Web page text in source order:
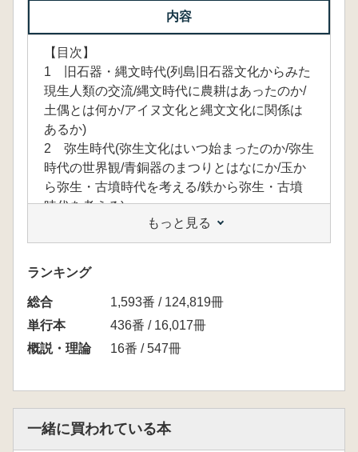
内容
【目次】
1 旧石器・縄文時代(列島旧石器文化からみた
現生人類の交流/縄文時代に農耕はあったのか/
土偶とは何か/アイヌ文化と縄文文化に関係は
あるか)
2 弥生時代(弥生文化はいつ始まったのか/弥生
時代の世界観/青銅器のまつりとはなにか/玉か
ら弥生・古墳時代を考える/鉄から弥生・古墳
時代を考える)
3 古墳時代(鏡から古墳時代社会を考える/海を
めぐる世界/船と港/出雲と日本海交流/騎馬民族
論の行方/前方後円墳はなぜ巨大化したのか)
もっと見る
ランキング
総合
1,593番 / 124,819冊
単行本
436番 / 16,017冊
概説・理論
16番 / 547冊
一緒に買われている本